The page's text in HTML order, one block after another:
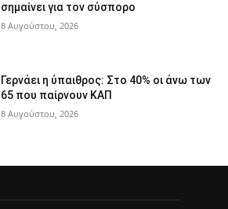
σημαίνει για τον σύσπορο
8 Αυγούστου, 2026
Γερνάει η ύπαιθρος: Στο 40% οι άνω των
65 που παίρνουν ΚΑΠ
8 Αυγούστου, 2026